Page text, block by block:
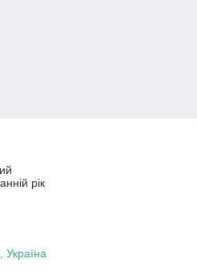
рік
Україна